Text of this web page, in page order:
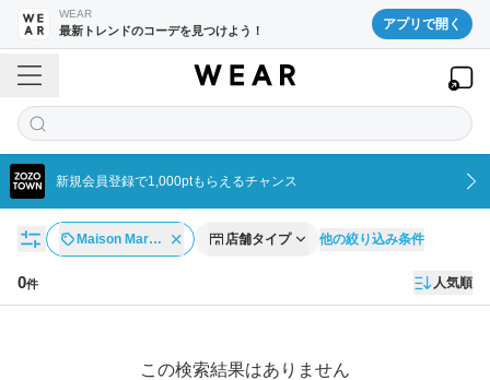
WEAR
最新トレンドのコーデを見つけよう！ アプリで開く
新規会員登録で1,000ptもらえるチャンス
Maison Mar… 店舗タイプ 他の絞り込み条件
0件 人気順
この検索結果はありません